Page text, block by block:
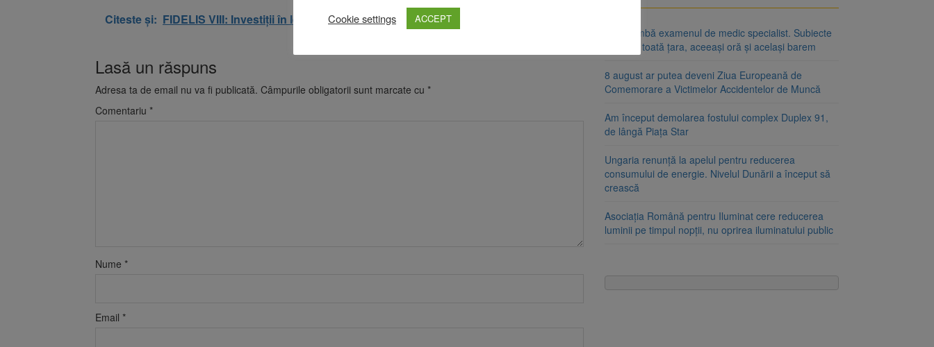
Citeste și: FIDELIS VIII: Investiții în lei și euro, cu dobânzi neimpozabile de până la 7,50%
Lasă un răspuns
Adresa ta de email nu va fi publicată. Câmpurile obligatorii sunt marcate cu *
Comentariu *
Nume *
Email *
Se schimbă examenul de medic specialist. Subiecte
unice în toată țara, aceeași oră și același barem
8 august ar putea deveni Ziua Europeană de
Comemorare a Victimelor Accidentelor de Muncă
Am început demolarea fostului complex Duplex 91,
de lângă Piața Star
Ungaria renunță la apelul pentru reducerea
consumului de energie. Nivelul Dunării a început să
crească
Asociația Română pentru Iluminat cere reducerea
luminii pe timpul nopții, nu oprirea iluminatului public
Cookie settings
ACCEPT